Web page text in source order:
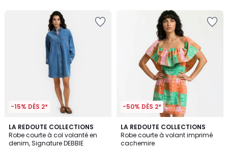
-15% DÈS 2*
LA REDOUTE COLLECTIONS
Robe courte à col volanté en
denim, Signature DEBBIE
4,7
/ 5
-50% DÈS 2*
LA REDOUTE COLLECTIONS
Robe courte à volant imprimé
cachemire
1
/
5